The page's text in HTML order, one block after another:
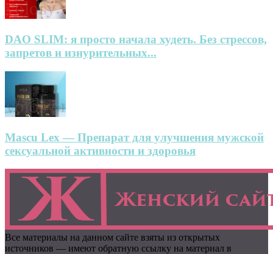
DAO SLIM: я просто начала худеть. Без стрессов,
запретов и изнурительных...
Mascu Lex — Препарат для улучшения мужской
сексуальной активности и здоровья
Все материалы на данном сайте взяты из открытых
источников — имеют обратную ссылку на материал в